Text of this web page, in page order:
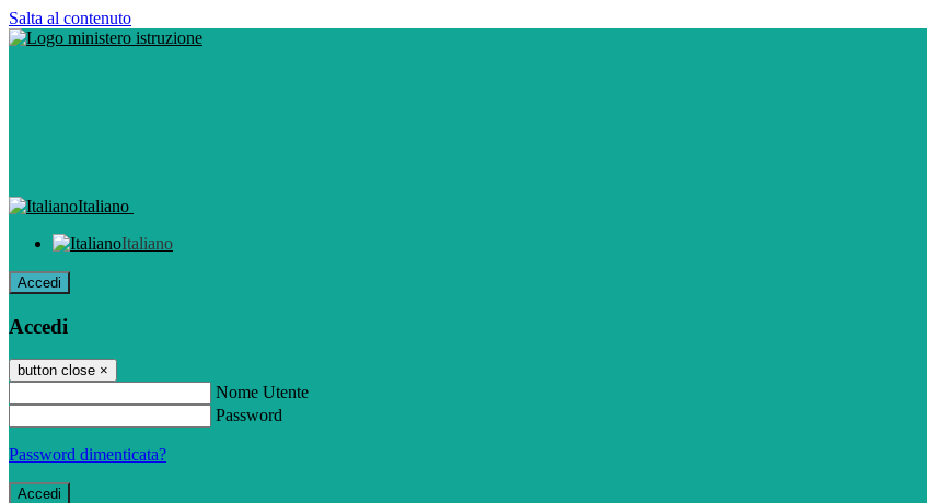
Salta al contenuto
Italiano
Italiano
Accedi
Accedi
button close ×
Nome Utente
Password
Password dimenticata?